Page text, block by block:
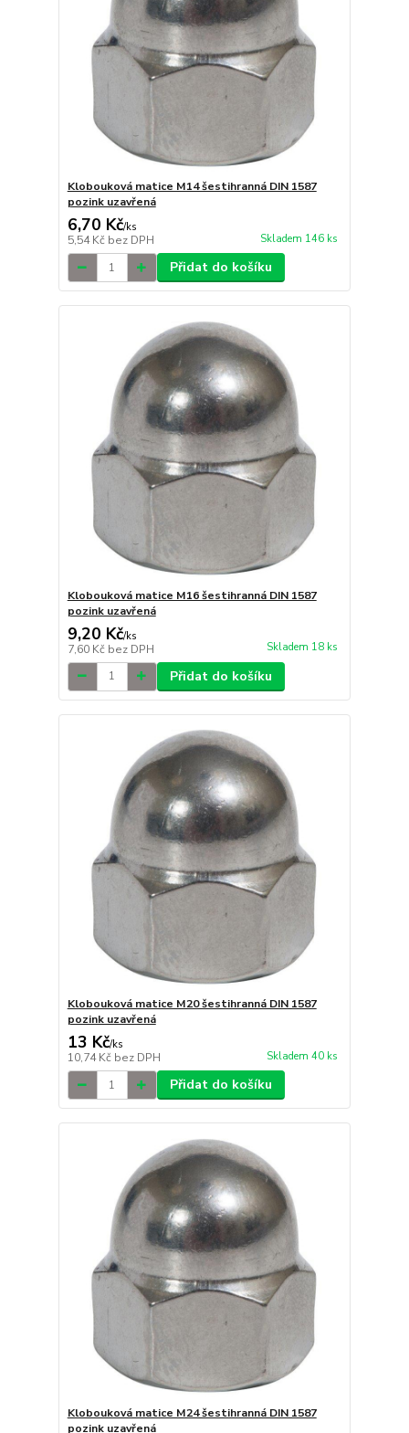
Klobouková matice M14 šestihranná DIN 1587
pozink uzavřená
6,70 Kč/ks
5,54 Kč bez DPH Skladem 146 ks
Přidat do košíku
Klobouková matice M16 šestihranná DIN 1587
pozink uzavřená
9,20 Kč/ks
7,60 Kč bez DPH Skladem 18 ks
Přidat do košíku
Klobouková matice M20 šestihranná DIN 1587
pozink uzavřená
13 Kč/ks
10,74 Kč bez DPH Skladem 40 ks
Přidat do košíku
Klobouková matice M24 šestihranná DIN 1587
pozink uzavřená